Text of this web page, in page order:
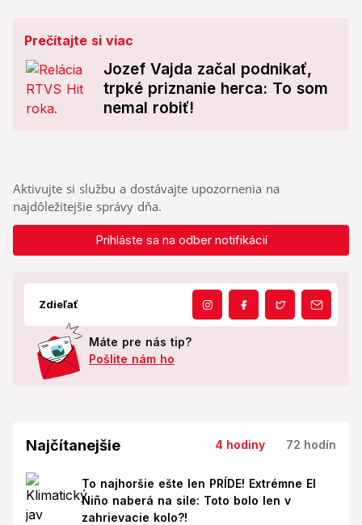
Prečítajte si viac
Jozef Vajda začal podnikať,
trpké priznanie herca: To som
nemal robiť!
Aktivujte si službu a dostávajte upozornenia na
najdôležitejšie správy dňa.
Prihláste sa na odber notifikácií
Zdieľať
Máte pre nás tip?
Pošlite nám ho
Najčítanejšie 4 hodiny 72 hodín
To najhoršie ešte len PRÍDE! Extrémne El
Niño naberá na sile: Toto bolo len v
zahrievacie kolo?!